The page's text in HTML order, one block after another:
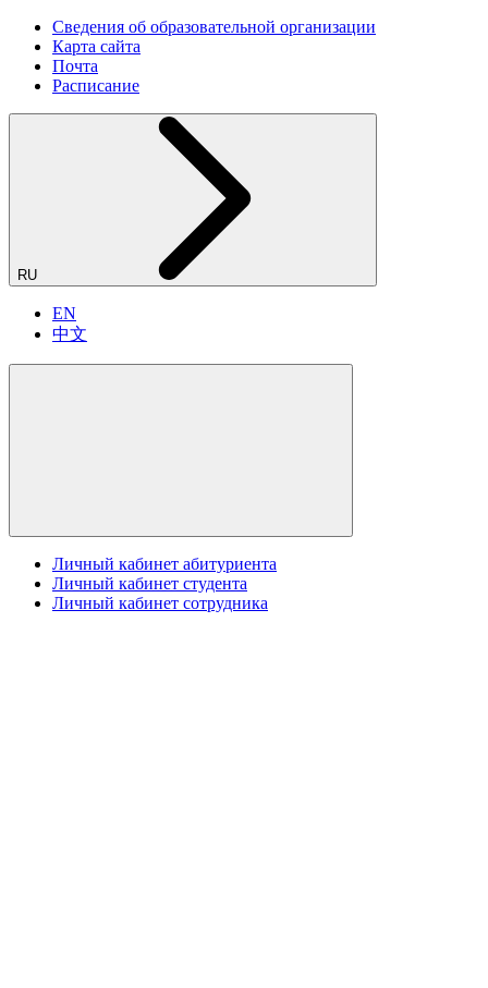
Сведения об образовательной организации
Карта сайта
Почта
Расписание
RU
EN
中文
Личный кабинет абитуриента
Личный кабинет студента
Личный кабинет сотрудника